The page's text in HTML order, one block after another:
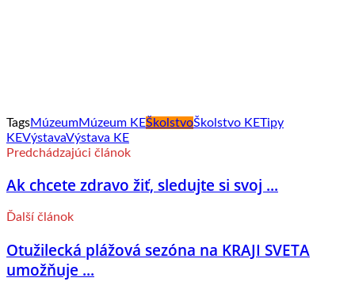
TagsMúzeumMúzeum KEŠkolstvoŠkolstvo KETipy
KEVýstavaVýstava KE
Predchádzajúci článok
Ak chcete zdravo žiť, sledujte si svoj ...
Ďalší článok
Otužilecká plážová sezóna na KRAJI SVETA
umožňuje ...